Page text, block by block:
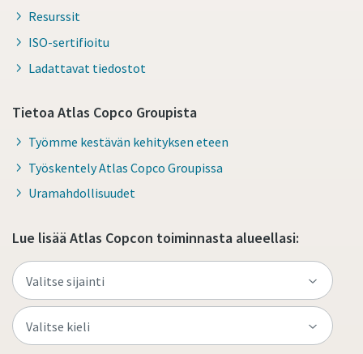
Resurssit
ISO-sertifioitu
Ladattavat tiedostot
Tietoa Atlas Copco Groupista
Työmme kestävän kehityksen eteen
Työskentely Atlas Copco Groupissa
Uramahdollisuudet
Lue lisää Atlas Copcon toiminnasta alueellasi: